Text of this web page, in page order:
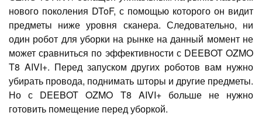
нового поколения DToF, с помощью которого он видит
предметы ниже уровня сканера. Следовательно, ни
один робот для уборки на рынке на данный момент не
может сравниться по эффективности с DEEBOT OZMO
T8 AIVI+. Перед запуском других роботов вам нужно
убирать провода, поднимать шторы и другие предметы.
Но с DEEBOT OZMO T8 AIVI+ больше не нужно
готовить помещение перед уборкой.